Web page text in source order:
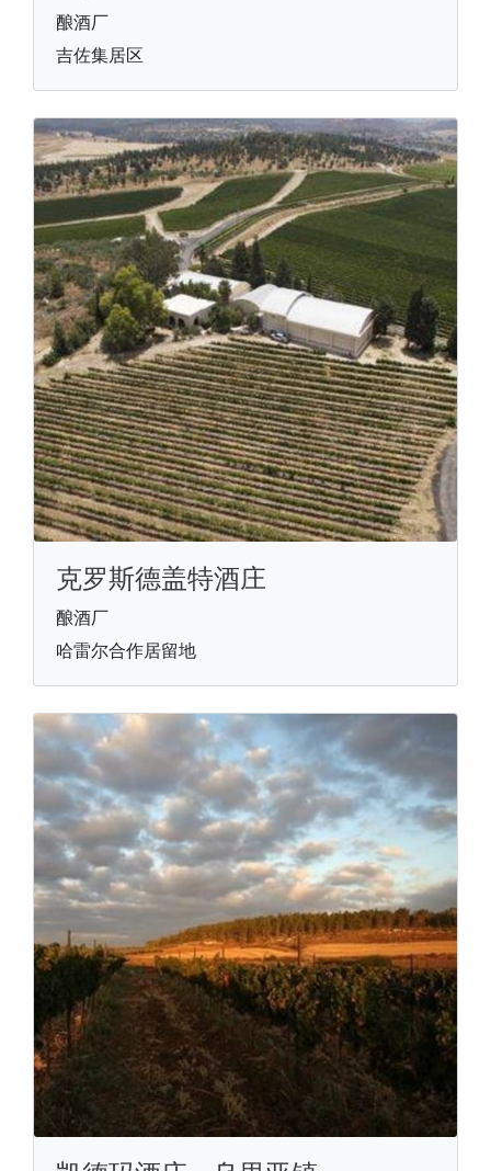
酿酒厂
吉佐集居区
克罗斯德盖特酒庄
酿酒厂
哈雷尔合作居留地